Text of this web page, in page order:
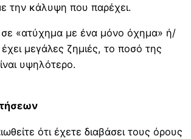
την κάλυψη που παρέχει.
σε «ατύχημα με ένα μόνο όχημα» ή/
μεγάλες ζημιές, το ποσό της
υψηλότερο.
ότι έχετε διαβάσει τους όρους